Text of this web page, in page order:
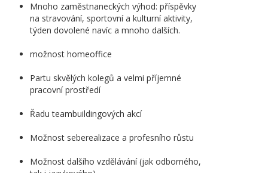
Mnoho zaměstnaneckých výhod: příspěvky
na stravování, sportovní a kulturní aktivity,
týden dovolené navíc a mnoho dalších.
možnost homeoffice
Partu skvělých kolegů a velmi příjemné
pracovní prostředí
Řadu teambuildingových akcí
Možnost seberealizace a profesního růstu
Možnost dalšího vzdělávání (jak odborného,